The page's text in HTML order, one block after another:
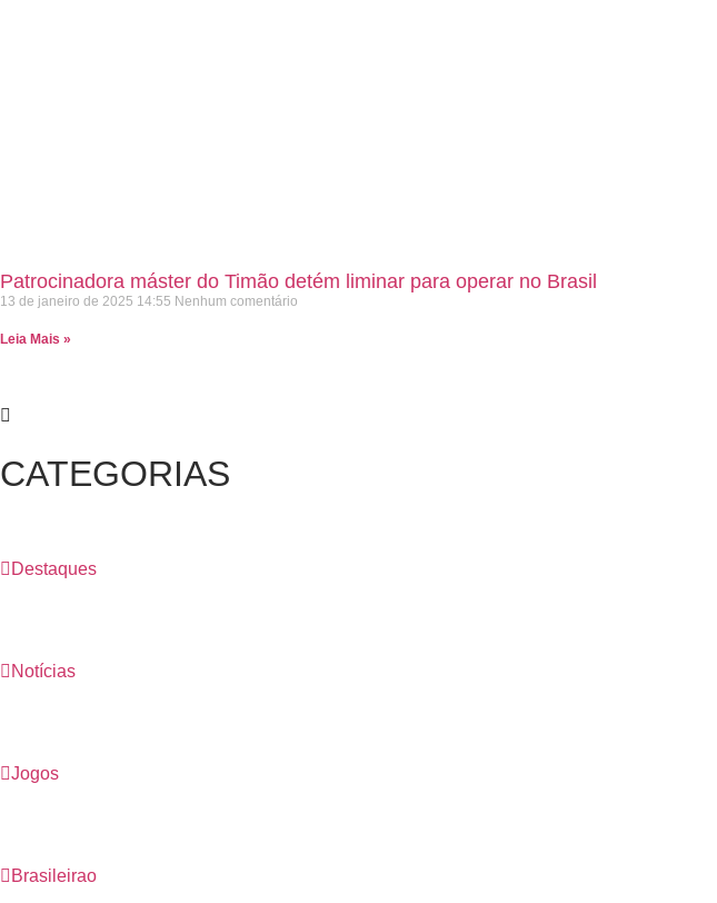
Patrocinadora máster do Timão detém liminar para operar no Brasil
13 de janeiro de 2025 14:55 Nenhum comentário
Leia Mais »
CATEGORIAS
Destaques
Notícias
Jogos
Brasileirao